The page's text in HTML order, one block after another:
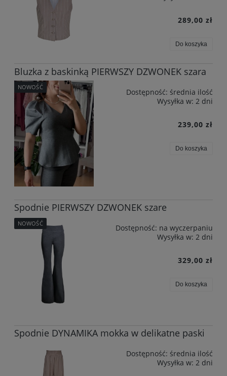
289,00 zł
Do koszyka
Bluzka z baskinką PIERWSZY DZWONEK szara
Dostępność: średnia ilość
Wysyłka w: 2 dni
239,00 zł
Do koszyka
NOWOŚĆ
Spodnie PIERWSZY DZWONEK szare
Dostępność: na wyczerpaniu
Wysyłka w: 2 dni
329,00 zł
Do koszyka
NOWOŚĆ
Spodnie DYNAMIKA mokka w delikatne paski
Dostępność: średnia ilość
Wysyłka w: 2 dni